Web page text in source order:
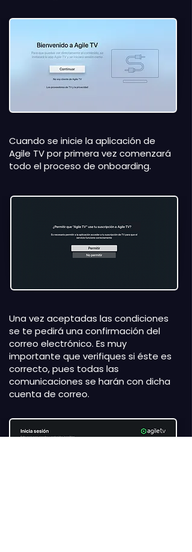
Cuando se inicie la aplicación de
Agile TV por primera vez comenzará
todo el proceso de onboarding.
Una vez aceptadas las condiciones
se te pedirá una confirmación del
correo electrónico. Es muy
importante que verifiques si éste es
correcto, pues todas las
comunicaciones se harán con dicha
cuenta de correo.